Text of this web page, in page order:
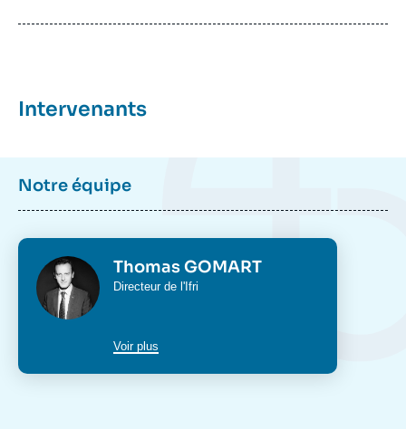
Intervenants
Notre équipe
Photo Thomas GOMART
Intitulé
Directeur de l'Ifri
Voir plus